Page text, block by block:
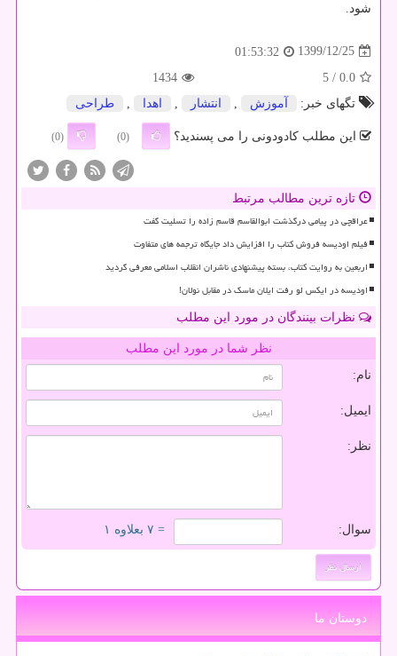
شود.
1399/12/25
01:53:32
0.0
/ 5
1434
تگهای خبر:
آموزش , انتشار , اهدا , طراحی
این مطلب کادودونی را می پسندید؟ (0)
(0)
تازه ترین مطالب مرتبط
عراقچی در پیامی درگذشت ابوالقاسم قاسم زاده را تسلیت گفت
فیلم اودیسه فروش کتاب را افزایش داد جایگاه ترجمه های متفاوت
اربعین به روایت کتاب، بسته پیشنهادی ناشران انقلاب اسلامی معرفی گردید
اودیسه در ایکس لو رفت ایلان ماسک در مقابل نولان!
نظرات بینندگان در مورد این مطلب
نظر شما در مورد این مطلب
نام:
ایمیل:
نظر:
سوال: = ۷ بعلاوه ۱
دوستان ما